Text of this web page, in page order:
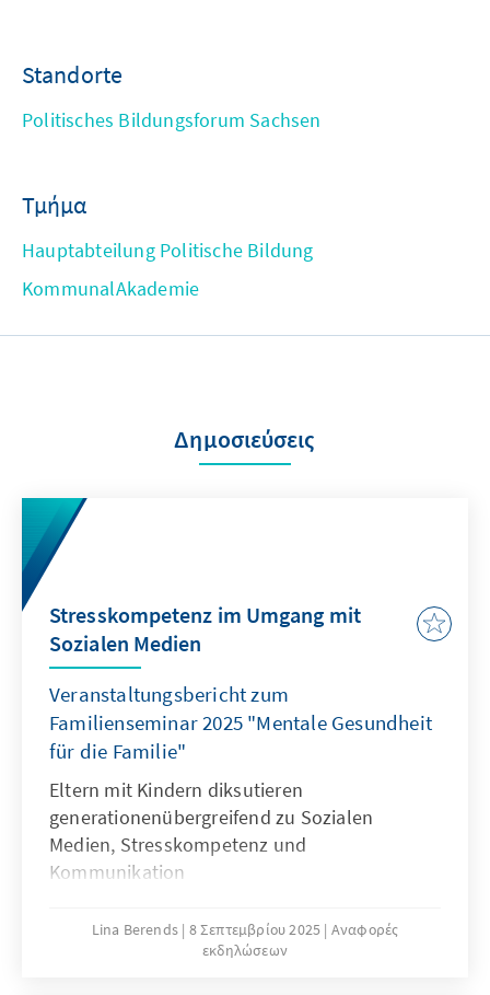
Standorte
Politisches Bildungsforum Sachsen
Τμήμα
Hauptabteilung Politische Bildung
KommunalAkademie
Δημοσιεύσεις
Stresskompetenz im Umgang mit
Sozialen Medien
Veranstaltungsbericht zum
Familienseminar 2025 "Mentale Gesundheit
für die Familie"
Eltern mit Kindern diksutieren
generationenübergreifend zu Sozialen
Medien, Stresskompetenz und
Kommunikation
Lina Berends 8 Σεπτεμβρίου 2025 Αναφορές
εκδηλώσεων